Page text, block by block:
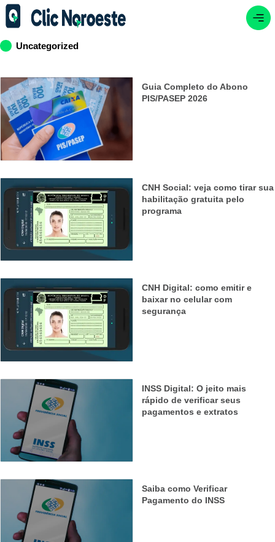
Uncategorized
Guia Completo do Abono
PIS/PASEP 2026
CNH Social: veja como tirar sua
habilitação gratuita pelo
programa
CNH Digital: como emitir e
baixar no celular com
segurança
INSS Digital: O jeito mais
rápido de verificar seus
pagamentos e extratos
Saiba como Verificar
Pagamento do INSS